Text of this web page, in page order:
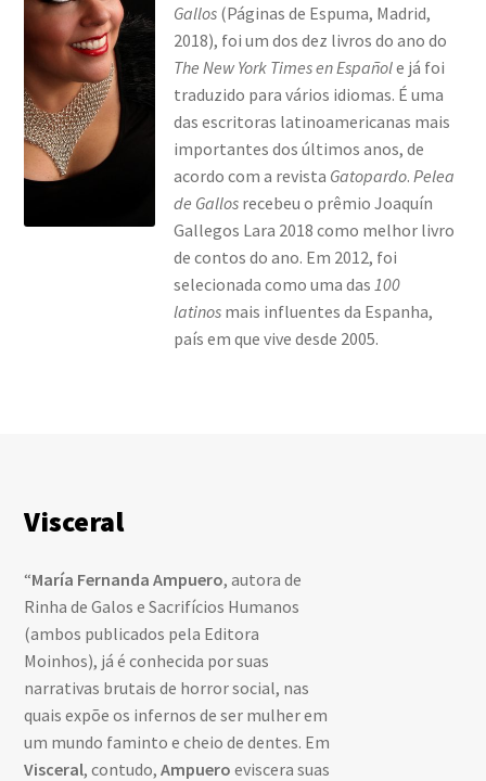
Gallos(Páginas de Espuma, Madrid,
2018), foi um dos dez livros do ano do
The New York Times en Españole já foi
traduzido para vários idiomas. É uma
das escritoras latinoamericanas mais
importantes dos últimos anos, de
acordo com a revista Gatopardo. Pelea
de Gallosrecebeu o prêmio Joaquín
Gallegos Lara 2018 como melhor livro
de contos do ano. Em 2012, foi
selecionada como uma das 100
latinosmais influentes da Espanha,
país em que vive desde 2005.
Visceral
“María Fernanda Ampuero, autora de
Rinha de Galos e Sacrifícios Humanos
(ambos publicados pela Editora
Moinhos), já é conhecida por suas
narrativas brutais de horror social, nas
quais expõe os infernos de ser mulher em
um mundo faminto e cheio de dentes. Em
Visceral, contudo,Ampuero eviscera suas